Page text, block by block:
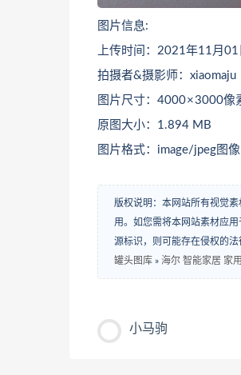
图片信息:
上传时间：2021年11月01
拍摄者&摄影师：xiaomaju
图片尺寸：4000 × 3000像
原图大小：1.894 MB
图片格式：image/jpeg图像
版权说明：本网站所有视觉
用。如您需将本网站素材应
源标识，则可能存在侵权的法
罐头图库 » 海尔 智能家居 家
小马驹